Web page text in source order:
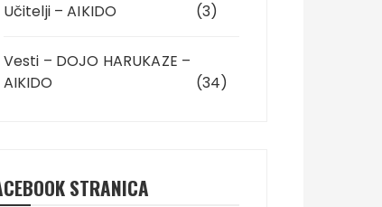
Učitelji – AIKIDO (3)
Vesti – DOJO HARUKAZE –
AIKIDO
(34)
STRANICA